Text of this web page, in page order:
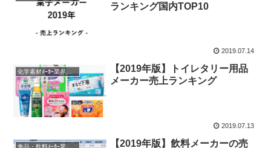
ランキング国内TOP10
2019.07.14
【2019年版】トイレタリー用品
メーカー売上ランキング
2019.07.13
【2019年版】飲料メーカーの売